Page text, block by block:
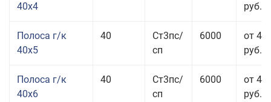
40x4
руб.
Полоса г/к
40x5
40
Ст3пс/
сп
6000
от 43
руб.
Полоса г/к
40x6
40
Ст3пс/
сп
6000
от 43
руб.